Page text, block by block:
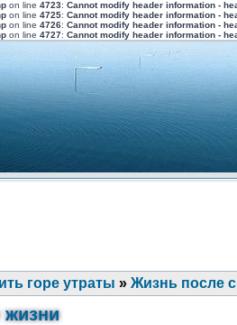
on line 4723: Cannot modify header information -
on line 4725: Cannot modify header information -
on line 4726: Cannot modify header information -
on line 4727: Cannot modify header information -
горе утраты » Жизнь после
жизни